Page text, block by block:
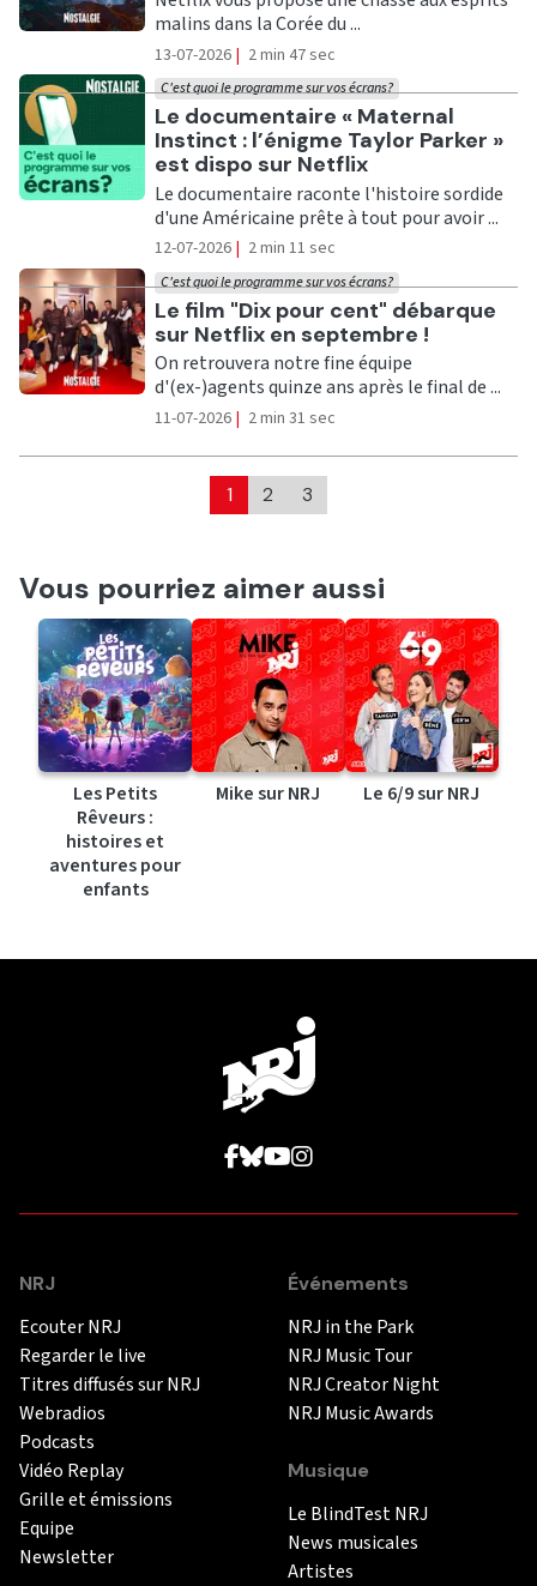
malins dans la Corée du ...
13-07-2026 | 2 min 47 sec
Ecouter
Le documentaire « Maternal
Instinct : l’énigme Taylor Parker »
est dispo sur Netflix
C'est quoi le programme sur vos écrans?
Le documentaire raconte l'histoire sordide
d'une Américaine prête à tout pour avoir ...
12-07-2026 | 2 min 11 sec
Ecouter
Le film "Dix pour cent" débarque
sur Netflix en septembre !
C'est quoi le programme sur vos écrans?
On retrouvera notre fine équipe
d'(ex-)agents quinze ans après le final de ...
11-07-2026 | 2 min 31 sec
1 2 3
Vous pourriez aimer aussi
Les Petits
Rêveurs :
histoires et
aventures pour
enfants
Mike sur NRJ Le 6/9 sur NRJ
NRJ
Ecouter NRJ
Regarder le live
Titres diffusés sur NRJ
Webradios
Podcasts
Vidéo Replay
Grille et émissions
Equipe
Newsletter
Événements
NRJ in the Park
NRJ Music Tour
NRJ Creator Night
NRJ Music Awards
Musique
Le BlindTest NRJ
News musicales
Artistes